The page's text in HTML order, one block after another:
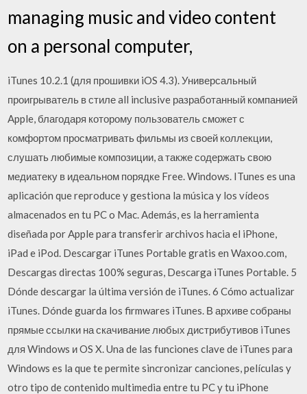
managing music and video content
on a personal computer,
iTunes 10.2.1 (для прошивки iOS 4.3). Универсальный
проигрыватель в стиле all inclusive разработанный компанией
Apple, благодаря которому пользователь сможет с
комфортом просматривать фильмы из своей коллекции,
слушать любимые композиции, а также содержать свою
медиатеку в идеальном порядке Free. Windows. ITunes es una
aplicación que reproduce y gestiona la música y los vídeos
almacenados en tu PC o Mac. Además, es la herramienta
diseñada por Apple para transferir archivos hacia el iPhone,
iPad e iPod. Descargar iTunes Portable gratis en Waxoo.com,
Descargas directas 100% seguras, Descarga iTunes Portable. 5
Dónde descargar la última versión de iTunes. 6 Cómo actualizar
iTunes. Dónde guarda los firmwares iTunes. В архиве собраны
прямые ссылки на скачивание любых дистрибутивов iTunes
для Windows и OS X. Una de las funciones clave de iTunes para
Windows es la que te permite sincronizar canciones, películas y
otro tipo de contenido multimedia entre tu PC y tu iPhone